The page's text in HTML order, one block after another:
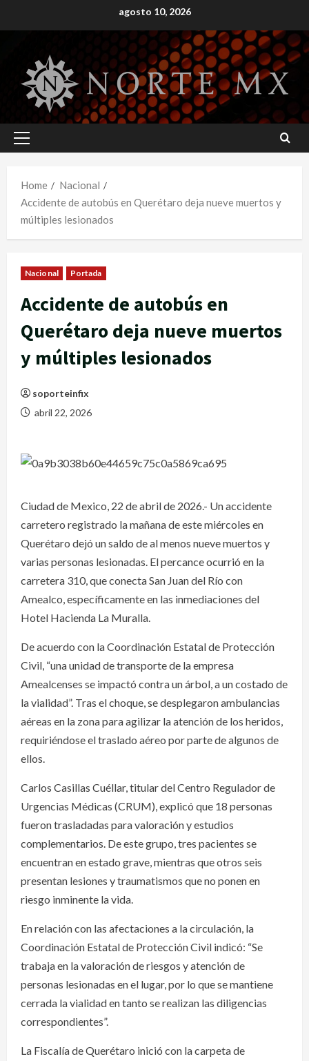
to
agosto 10, 2026
Primary
Home
Nacional
Accidente de autobús en Querétaro deja nueve muertos y
múltiples lesionados
Nacional Portada
Accidente de autobús en
Querétaro deja nueve muertos
y múltiples lesionados
soporteinfix
abril 22, 2026
Ciudad de Mexico, 22 de abril de 2026.- Un accidente
carretero registrado la mañana de este miércoles en
Querétaro dejó un saldo de al menos nueve muertos y
varias personas lesionadas. El percance ocurrió en la
carretera 310, que conecta San Juan del Río con
Amealco, específicamente en las inmediaciones del
Hotel Hacienda La Muralla.
De acuerdo con la Coordinación Estatal de Protección
Civil, “una unidad de transporte de la empresa
Amealcenses se impactó contra un árbol, a un costado de
la vialidad”. Tras el choque, se desplegaron ambulancias
aéreas en la zona para agilizar la atención de los heridos,
requiriéndose el traslado aéreo por parte de algunos de
ellos.
Carlos Casillas Cuéllar, titular del Centro Regulador de
Urgencias Médicas (CRUM), explicó que 18 personas
fueron trasladadas para valoración y estudios
complementarios. De este grupo, tres pacientes se
encuentran en estado grave, mientras que otros seis
presentan lesiones y traumatismos que no ponen en
riesgo inminente la vida.
En relación con las afectaciones a la circulación, la
Coordinación Estatal de Protección Civil indicó: “Se
trabaja en la valoración de riesgos y atención de
personas lesionadas en el lugar, por lo que se mantiene
cerrada la vialidad en tanto se realizan las diligencias
correspondientes”.
La Fiscalía de Querétaro inició con la carpeta de